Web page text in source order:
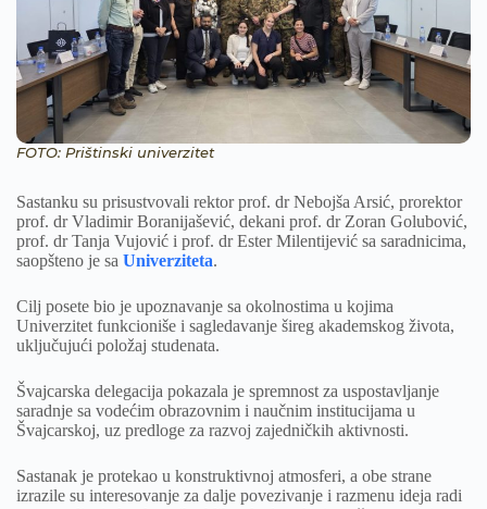
FOTO: Prištinski univerzitet
Sastanku su prisustvovali rektor prof. dr Nebojša Arsić, prorektor
prof. dr Vladimir Boranijašević, dekani prof. dr Zoran Golubović,
prof. dr Tanja Vujović i prof. dr Ester Milentijević sa saradnicima,
saopšteno je sa Univerziteta.
Cilj posete bio je upoznavanje sa okolnostima u kojima
Univerzitet funkcioniše i sagledavanje šireg akademskog života,
uključujući položaj studenata.
Švajcarska delegacija pokazala je spremnost za uspostavljanje
saradnje sa vodećim obrazovnim i naučnim institucijama u
Švajcarskoj, uz predloge za razvoj zajedničkih aktivnosti.
Sastanak je protekao u konstruktivnoj atmosferi, a obe strane
izrazile su interesovanje za dalje povezivanje i razmenu ideja radi